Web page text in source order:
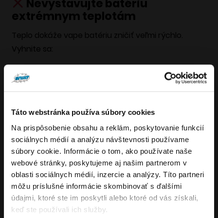
Táto webstránka používa súbory cookies
Na prispôsobenie obsahu a reklám, poskytovanie funkcií
sociálnych médií a analýzu návštevnosti používame
súbory cookie. Informácie o tom, ako používate naše
webové stránky, poskytujeme aj našim partnerom v
oblasti sociálnych médií, inzercie a analýzy. Títo partneri
môžu príslušné informácie skombinovať s ďalšími
údajmi, ktoré ste im poskytli alebo ktoré od vás získali,
keď ste používali ich služby.
Nevystavujte batériu
extrémnym teplotám
Teplo dokáže vape batériu zničiť veľmi rýchlo.
Vyhnite sa:
Ajextrémny chladmôže batériu oslabiť, hoci
zvyčajne nespôsobí trvalé poškodenie. Ak je batéria
studená, nezohrievajte ju rýchlo na radiátore
nechajte ju zohriať prirodzene pri izbovej teplote.
Ako sa o vape batériu
Overenie veku
Musíte mať aspoň18rokov pre vstup.
ÁNO
NIE